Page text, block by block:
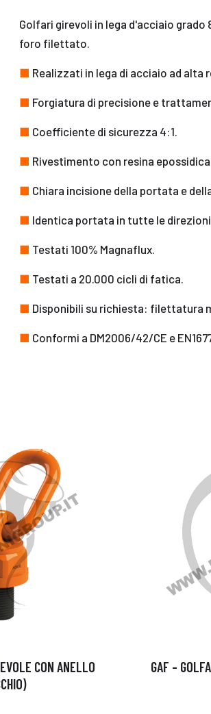
Golfari girevoli in lega d'acciaio
foro filettato.
■ Realizzati in lega di acciaio ad alta
■ Forgiatura di precisione e
■ Coefficiente di sicurezza 4:1.
■ Rivestimento con resina
■ Chiara incisione della portata e
■ Identica portata in tutte le
■ Testati 100% Magnaflux.
■ Testati a 20.000 cicli di fatica.
■ Disponibili su richiesta: filettatura
■ Conformi a DM2006/42/CE e
CON ANELLO
GAF –